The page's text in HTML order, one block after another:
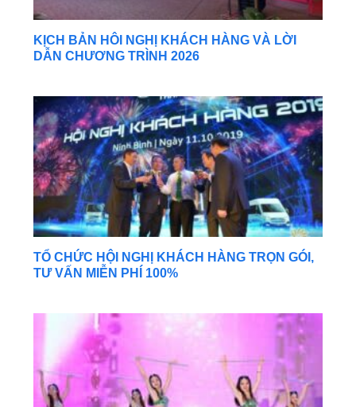
KỊCH BẢN HÔI NGHỊ KHÁCH HÀNG VÀ LỜI
DẪN CHƯƠNG TRÌNH 2026
TỔ CHỨC HỘI NGHỊ KHÁCH HÀNG TRỌN GÓI,
TƯ VẤN MIỄN PHÍ 100%